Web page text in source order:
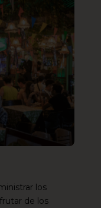
los
de los